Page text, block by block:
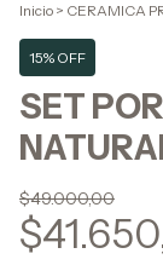
Inicio > CERAMICA
15% OFF
SET
$49.000,00